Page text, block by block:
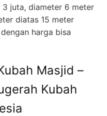
juta, diameter 6 meter
diatas 15 meter
harga bisa
Masjid –
Kubah